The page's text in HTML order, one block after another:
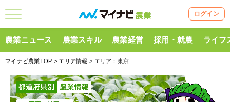
ログイン
農業ニュース 農業スキル 農業経営 採用・就農 ライフ
マイナビ農業TOP > エリア情報 > エリア：東京